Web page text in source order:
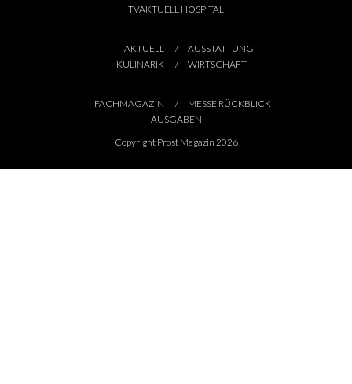
TVAKTUELL HOSPITAL
AKTUELL
AUSSTATTUNG
KULINARIK
WIRTSCHAFT
FACHMAGAZIN
MESSE RÜCKBLICK
AUSGABEN
Copyright Prost Magazin 2026